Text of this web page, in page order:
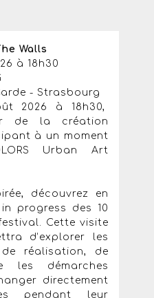
Walls
à 18h30
- Strasbourg
2026 à 18h30,
de la création
à un moment
Urban Art
découvrez en
progress des 10
Cette visite
d’explorer les
réalisation, de
les démarches
directement
pendant leur